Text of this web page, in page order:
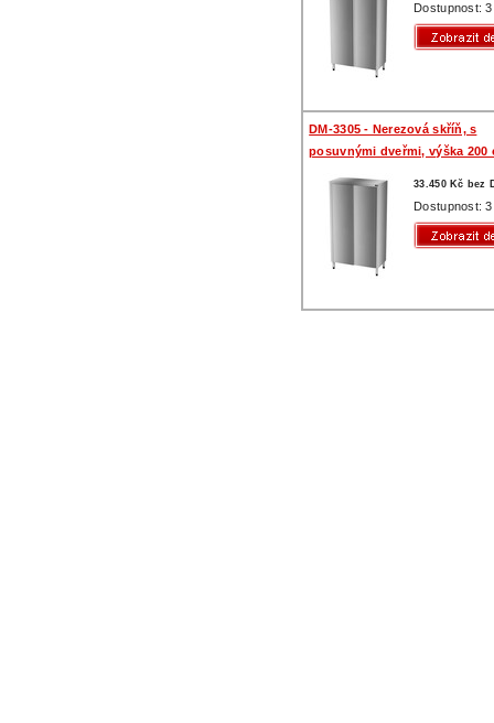
Dostupnost:
DM-3305 - Nerezová skříň, s
posuvnými dveřmi, výška 200
33.450 Kč bez
Dostupnost: